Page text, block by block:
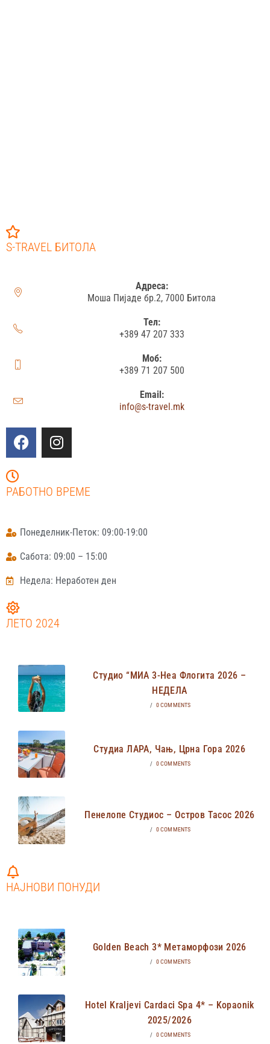
S-TRAVEL БИТОЛА
Адреса:
Моша Пијаде бр.2, 7000 Битола
Тел:
+389 47 207 333
Моб:
+389 71 207 500
Email:
info@s-travel.mk
РАБОТНО ВРЕМЕ
Понеделник-Петок: 09:00-19:00
Сабота: 09:00 – 15:00
Недела: Неработен ден
ЛЕТО 2024
Студио “МИА 3-Неа Флогита 2026 –
НЕДЕЛА
/ 0 COMMENTS
Студиа ЛАРА, Чањ, Црна Гора 2026
/ 0 COMMENTS
Пенелопе Студиос – Остров Тасос 2026
/ 0 COMMENTS
НАЈНОВИ ПОНУДИ
Golden Beach 3* Метаморфози 2026
/ 0 COMMENTS
Hotel Kraljevi Cardaci Spa 4* – Kopaonik
2025/2026
/ 0 COMMENTS